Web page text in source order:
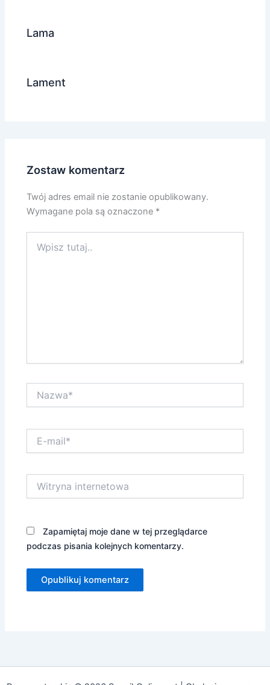
Lama
Lament
Zostaw komentarz
Twój adres email nie zostanie opublikowany.
Wymagane pola są oznaczone *
tutaj..
mail*
internetowa
Zapamiętaj moje dane w tej przeglądarce
podczas pisania kolejnych komentarzy.